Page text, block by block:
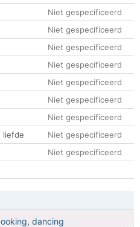
Niet gespecificeerd
Niet gespecificeerd
Niet gespecificeerd
Niet gespecificeerd
Niet gespecificeerd
Niet gespecificeerd
Niet gespecificeerd
liefde
Niet gespecificeerd
Niet gespecificeerd
dancing